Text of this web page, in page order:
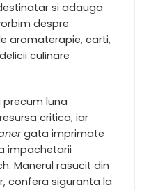
si adauga
despre
aromaterapie, carti,
culinare
luna
critica, iar
gata imprimate
impachetarii
Manerul rasucit din
confera siguranta la